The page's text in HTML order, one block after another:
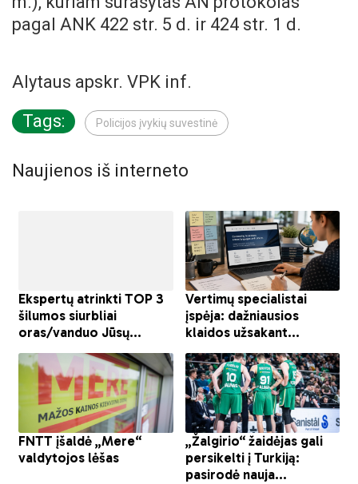
pagal ANK 422 str. 5 d. ir 424 str. 1 d.
Alytaus apskr. VPK inf.
Tags:
Policijos įvykių suvestinė
Naujienos iš interneto